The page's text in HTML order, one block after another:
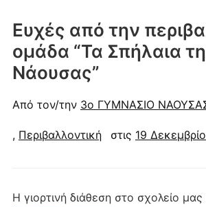
Ευχές από την
ομάδα “Τα Σπήλαια
Νάουσας”
Από τον/την 3o ΓΥΜΝΑΣΙΟ
, Περιβαλλοντική στις 19
Η γιορτινή διάθεση στο σχολείο μας